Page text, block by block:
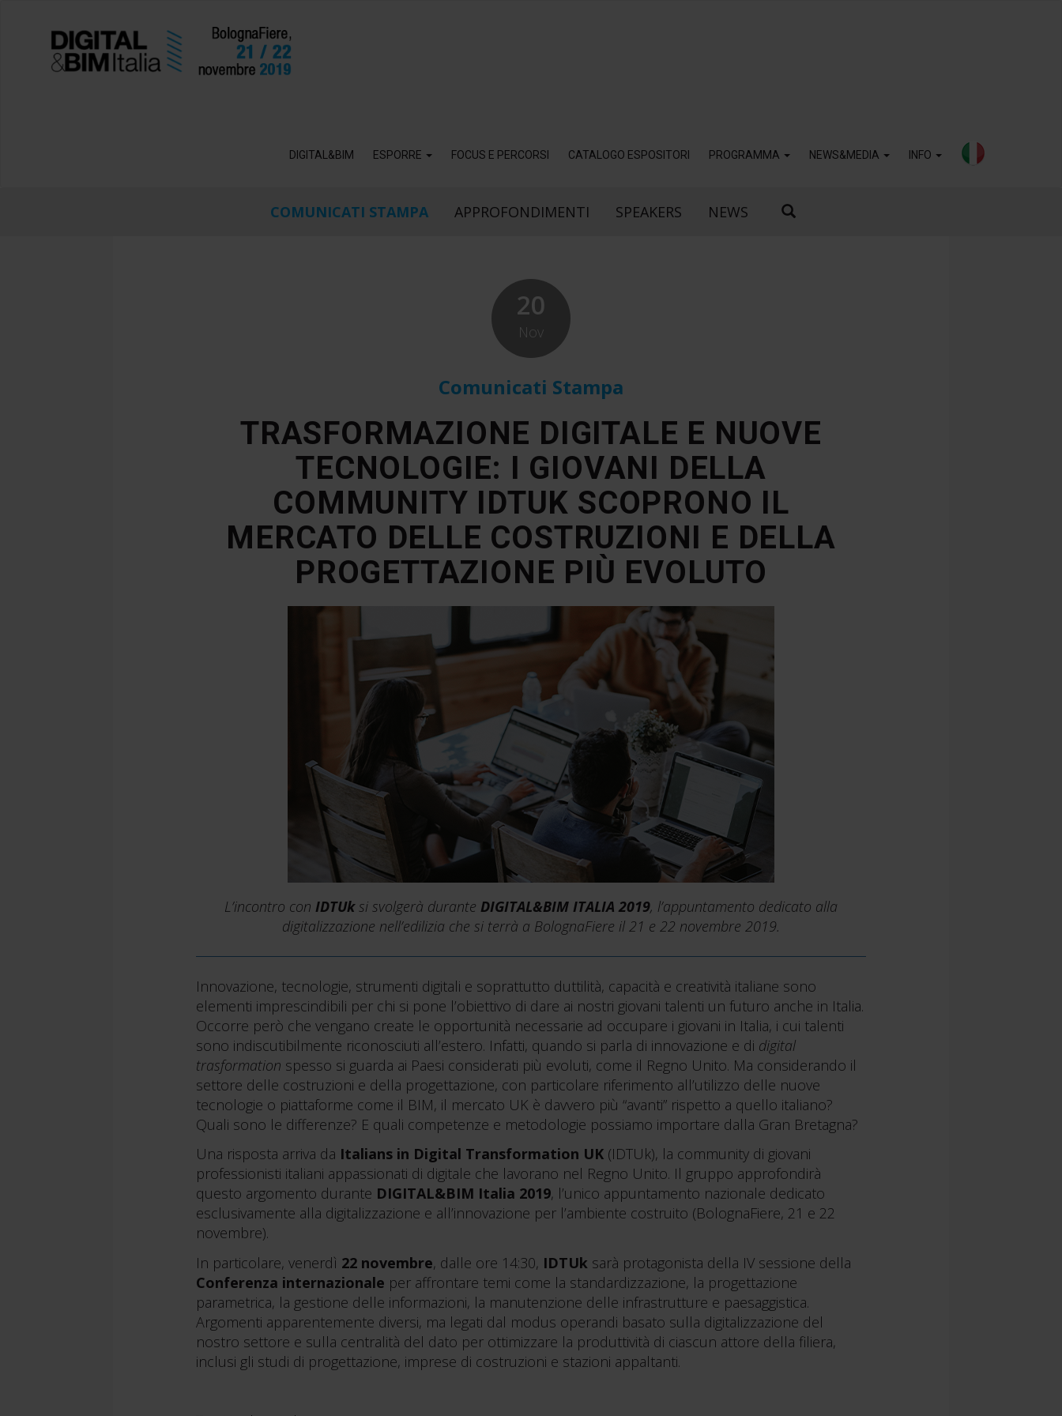
DIGITAL&BIM ESPORRE FOCUS E PERCORSI CATALOGO ESPOSITORI PROGRAMMA NEWS&MEDIA INFO
COMUNICATI STAMPA APPROFONDIMENTI SPEAKERS NEWS
20
Nov
Comunicati Stampa
TRASFORMAZIONE DIGITALE E NUOVE
TECNOLOGIE: I GIOVANI DELLA
COMMUNITY IDTUK SCOPRONO IL
MERCATO DELLE COSTRUZIONI E DELLA
PROGETTAZIONE PIÙ EVOLUTO
L’incontro con IDTUksi svolgerà durante DIGITAL&BIM ITALIA 2019, l’appuntamento dedicato alla
digitalizzazione nell’edilizia che si terrà a BolognaFiere il 21 e 22 novembre 2019.
Innovazione, tecnologie, strumenti digitali e soprattutto duttilità, capacità e creatività italiane sono
elementi imprescindibili per chi si pone l’obiettivo di dare ai nostri giovani talenti un futuro anche in Italia.
Occorre però che vengano create le opportunità necessarie ad occupare i giovani in Italia, i cui talenti
sono indiscutibilmente riconosciuti all’estero. Infatti, quando si parla di innovazione e di digital
trasformation spesso si guarda ai Paesi considerati più evoluti, come il Regno Unito. Ma considerando il
settore delle costruzioni e della progettazione, con particolare riferimento all’utilizzo delle nuove
tecnologie o piattaforme come il BIM, il mercato UK è davvero più “avanti” rispetto a quello italiano?
Quali sono le differenze? E quali competenze e metodologie possiamo importare dalla Gran Bretagna?
Una risposta arriva da Italians in Digital Transformation UK (IDTUk), la community di giovani
professionisti italiani appassionati di digitale che lavorano nel Regno Unito. Il gruppo approfondirà
questo argomento durante DIGITAL&BIM Italia 2019, l’unico appuntamento nazionale dedicato
esclusivamente alla digitalizzazione e all’innovazione per l’ambiente costruito (BolognaFiere, 21 e 22
novembre).
In particolare, venerdì 22 novembre, dalle ore 14:30, IDTUk sarà protagonista della IV sessione della
Conferenza internazionale per affrontare temi come la standardizzazione, la progettazione
parametrica, la gestione delle informazioni, la manutenzione delle infrastrutture e paesaggistica.
Argomenti apparentemente diversi, ma legati dal modus operandi basato sulla digitalizzazione del
nostro settore e sulla centralità del dato per ottimizzare la produttività di ciascun attore della filiera,
inclusi gli studi di progettazione, imprese di costruzioni e stazioni appaltanti.